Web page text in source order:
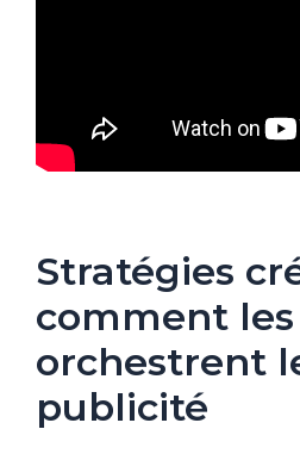
Stratégies
comment
orchestrent
publicité